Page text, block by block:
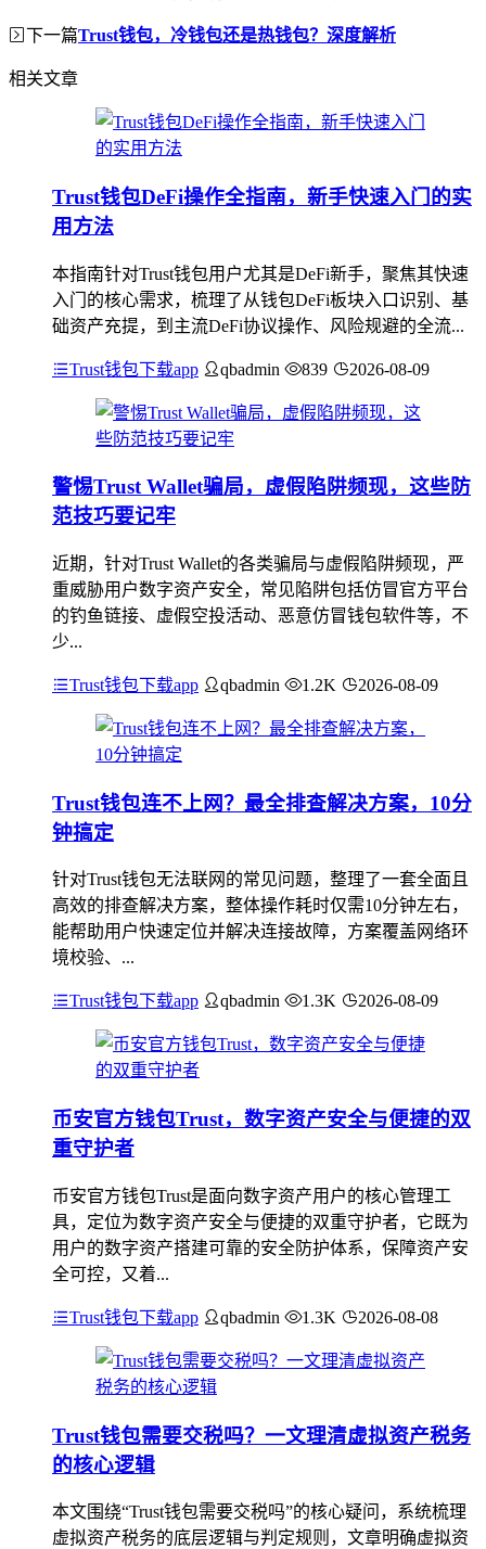
下一篇Trust钱包，冷钱包还是热钱包？深度解析
相关文章
Trust钱包DeFi操作全指南，新手快速入门的实
用方法
本指南针对Trust钱包用户尤其是DeFi新手，聚焦其快速
入门的核心需求，梳理了从钱包DeFi板块入口识别、基
础资产充提，到主流DeFi协议操作、风险规避的全流...
Trust钱包下载app qbadmin 839 2026-08-09
警惕Trust Wallet骗局，虚假陷阱频现，这些防
范技巧要记牢
近期，针对Trust Wallet的各类骗局与虚假陷阱频现，严
重威胁用户数字资产安全，常见陷阱包括仿冒官方平台
的钓鱼链接、虚假空投活动、恶意仿冒钱包软件等，不
少...
Trust钱包下载app qbadmin 1.2K 2026-08-09
Trust钱包连不上网？最全排查解决方案，10分
钟搞定
针对Trust钱包无法联网的常见问题，整理了一套全面且
高效的排查解决方案，整体操作耗时仅需10分钟左右，
能帮助用户快速定位并解决连接故障，方案覆盖网络环
境校验、...
Trust钱包下载app qbadmin 1.3K 2026-08-09
币安官方钱包Trust，数字资产安全与便捷的双
重守护者
币安官方钱包Trust是面向数字资产用户的核心管理工
具，定位为数字资产安全与便捷的双重守护者，它既为
用户的数字资产搭建可靠的安全防护体系，保障资产安
全可控，又着...
Trust钱包下载app qbadmin 1.3K 2026-08-08
Trust钱包需要交税吗？一文理清虚拟资产税务
的核心逻辑
本文围绕“Trust钱包需要交税吗”的核心疑问，系统梳理
虚拟资产税务的底层逻辑与判定规则，文章明确虚拟资